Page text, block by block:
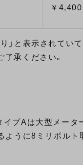
￥4,400
」と表示されてい
承ください。
イプAは大型メータ
ように8ミリボルト